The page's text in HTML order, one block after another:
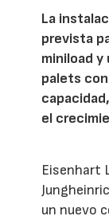
La
prevista
miniload y
palets
el
Eisenhart
un nuevo